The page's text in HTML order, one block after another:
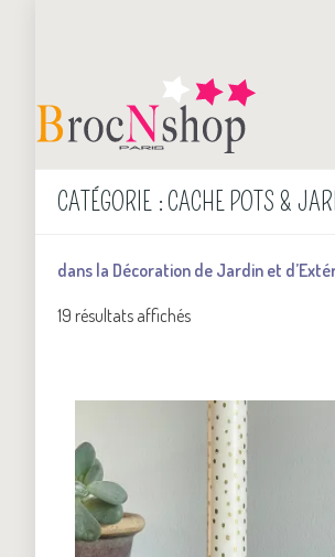
CATÉGORIE :CACHE POTS &
dans la Décoration de Jardin et
19 résultats affichés